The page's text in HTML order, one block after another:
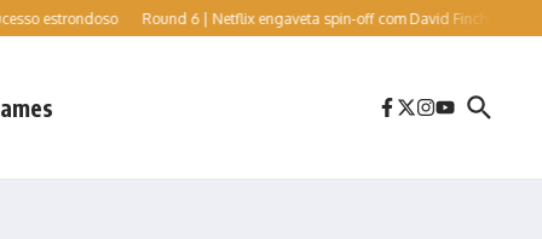
Round 6 | Netflix engaveta spin-off com David Fincher e Cate